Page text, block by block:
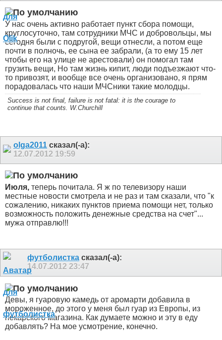
У нас очень активно работает пункт сбора помощи,
круглосуточно, там сотрудники МЧС и добровольцы, мы
сегодня были с подругой, вещи отнесли, а потом еще
почти в полночь, ее сына ее забрали, (а то ему 15 лет
чтобы его на улице не арестовали) он помогал там
грузить вещи, Но там жизнь кипит, люди подъезжают что-
то привозят, и вообще все очень организовано, я прям
порадовалась что наши МЧСники такие молодцы.
Success is not final, failure is not fatal: it is the courage to
continue that counts. W.Churchill
olga2011 сказал(-а):
12.07.2012 19:59
Июля, теперь почитала. Я ж по телевизору наши
местные новости смотрела и не раз и там сказали, что "к
сожалению, никаких пунктов приема помощи нет, только
возможность положить денежные средства на счет"...
мужа отправлю!!!
футболистка сказал(-а):
14.07.2012 23:47
Девы, я гуаровую камедь от аромарти добавила в
мороженное, до этого у меня был гуар из Европы, из
пекарского магазина. Как думаете можно и эту в еду
добавлять? На мое усмотрение, конечно.